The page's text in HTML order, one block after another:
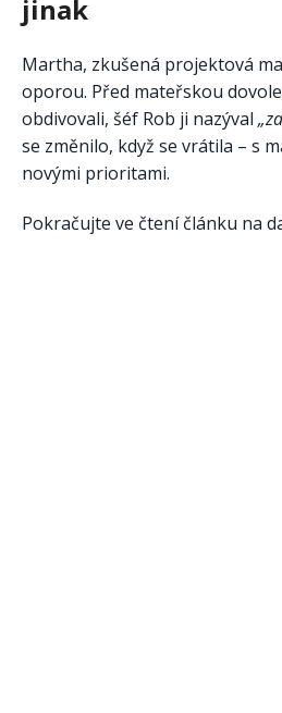
jinak
Martha, zkušená projektová
oporou. Před mateřskou
obdivovali, šéf Rob ji nazýval
se změnilo, když se vrátila – s
novými prioritami.
Pokračujte ve čtení článku na